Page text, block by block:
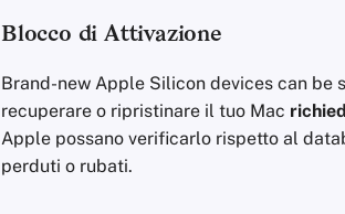
Blocco di Attivazione
Brand-new Apple Silicon devices can be
recuperare o ripristinare il tuo Mac
Apple possano verificarlo rispetto al
perduti o rubati.